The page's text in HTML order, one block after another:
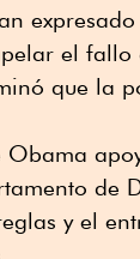
el
que la
de
y el